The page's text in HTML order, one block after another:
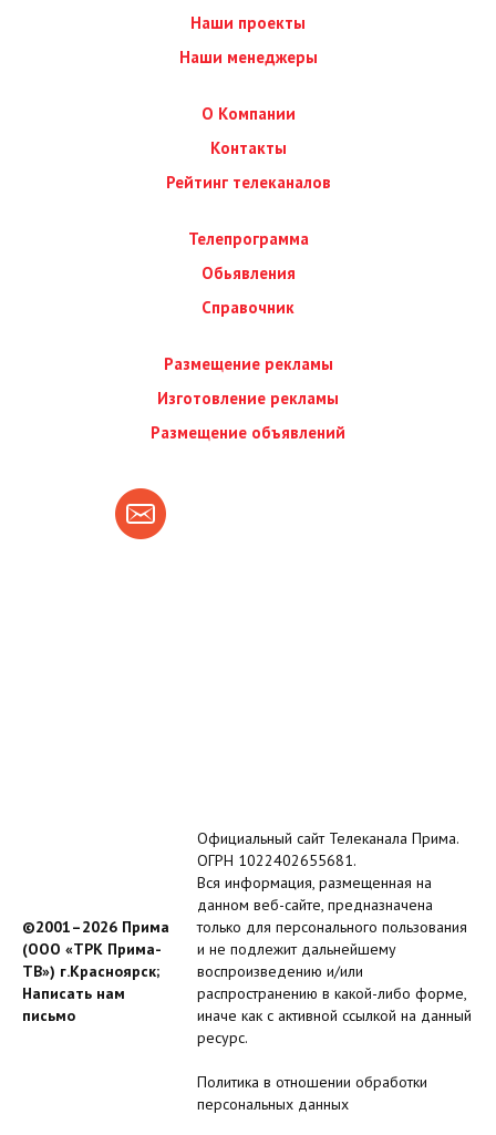
Наши проекты
Наши менеджеры
О Компании
Контакты
Рейтинг телеканалов
Телепрограмма
Обьявления
Справочник
Размещение рекламы
Изготовление рекламы
Размещение объявлений
©2001–2026 Прима
(ООО «ТРК Прима-
ТВ») г.Красноярск;
Написать нам
письмо
Официальный сайт Телеканала Прима.
ОГРН 1022402655681.
Вся информация, размещенная на
данном веб-сайте, предназначена
только для персонального пользования
и не подлежит дальнейшему
воспроизведению и/или
распространению в какой-либо форме,
иначе как с активной ссылкой на данный
ресурс.
Политика в отношении обработки
персональных данных